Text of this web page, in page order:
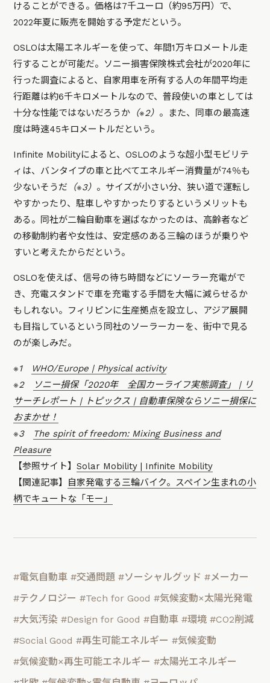
けることができる。価格は7千ユーロ（約95万円）で、
2022年夏に販売を開始する予定だという。
OSLOは太陽エネルギーを使って、年間1万キロメートル走
行することが可能だ。ソニー損害保険株式会社が2020年に
行った調査によると、自家用車を所有する人の年間平均走
行距離は約6千キロメートルなので、普段使いの車としては
十分な性能ではないだろうか （※2） 。また、同車の最高速
度は時速45キロメートルだという。
Infinite Mobilityによると、OSLOのような超小型モビリテ
ィは、バンタイプの車と比べてエネルギー消費量が74％も
少ないそうだ （※3） 。サイズが小さい分、狭い道で運転し
やすかったり、駐車しやすかったりするというメリットも
ある。同社が二輪自動車を選ばなかったのは、高齢者など
の移動制約者や女性は、安定感のある三輪のほうが乗りや
すいと考えたからだという。
OSLOを使えば、信号の待ち時間などにソーラー充電がで
き、充電スタンドで車を充電する手間を大幅に減らせるか
もしれない。フィリピンに生産拠点を設立し、アジア展開
も目指しているという同社のソーラーカーを、街中で見る
のが楽しみだ。
※1
WHO/Europe | Physical activity
※2
ソニー損保「2020年 全国カーライフ実態調査」 | リ
サーチレポート | トピックス | 自動車保険ならソニー損保に
おまかせ！
※3 The spirit of freedom: Mixing Business and
Pleasure
【参照サイト】Solar Mobility | Infinite Mobility
【関連記事】
自家発電する三輪バイク。スペイン生まれの小
柄でキュートな「モー」
#電気自動車 #交通問題 #ソーシャルグッド #メーカー
#テクノロジー #Tech for Good #気候変動×太陽光発電
#大気汚染 #Design for Good #自動車 #環境 #CO2削減
#Social Good #再生可能エネルギー #気候変動
#気候変動×再生可能エネルギー #太陽光エネルギー